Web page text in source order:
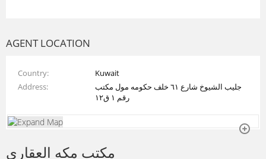
Palestine
Syria
AGENT LOCATION
Country
Kuwait
Address
جليب الشيوخ شارع ٦١ خلف حكومه مول مكتب
رقم ١ ق١٢
مكتب مكه العقاري